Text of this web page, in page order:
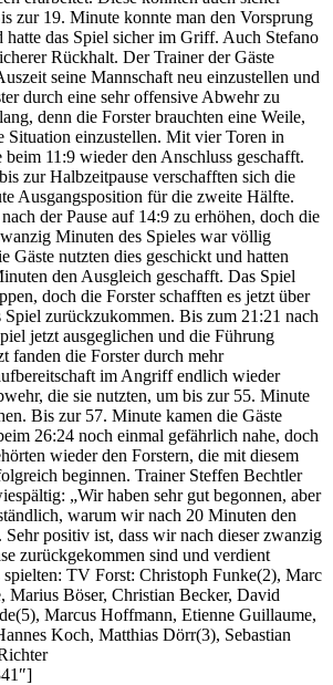
zur 19. Minute konnte man den Vorsprung
hatte das Spiel sicher im Griff. Auch Stefano
Rückhalt. Der Trainer der Gäste
seine Mannschaft neu einzustellen und
durch eine sehr offensive Abwehr zu
denn die Forster brauchten eine Weile,
Situation einzustellen. Mit vier Toren in
beim 11:9 wieder den Anschluss geschafft.
zur Halbzeitpause verschafften sich die
Ausgangsposition für die zweite Hälfte.
der Pause auf 14:9 zu erhöhen, doch die
Minuten des Spieles war völlig
Gäste nutzten dies geschickt und hatten
den Ausgleich geschafft. Das Spiel
doch die Forster schafften es jetzt über
zurückzukommen. Bis zum 21:21 nach
jetzt ausgeglichen und die Führung
fanden die Forster durch mehr
im Angriff endlich wieder
die sie nutzten, um bis zur 55. Minute
Bis zur 57. Minute kamen die Gäste
26:24 noch einmal gefährlich nahe, doch
wieder den Forstern, die mit diesem
beginnen. Trainer Steffen Bechtler
„Wir haben sehr gut begonnen, aber
warum wir nach 20 Minuten den
Sehr positiv ist, dass wir nach dieser zwanzig
zurückgekommen sind und verdient
spielten: TV Forst: Christoph Funke(2), Marc
Marius Böser, Christian Becker, David
Marcus Hoffmann, Etienne Guillaume,
Koch, Matthias Dörr(3), Sebastian